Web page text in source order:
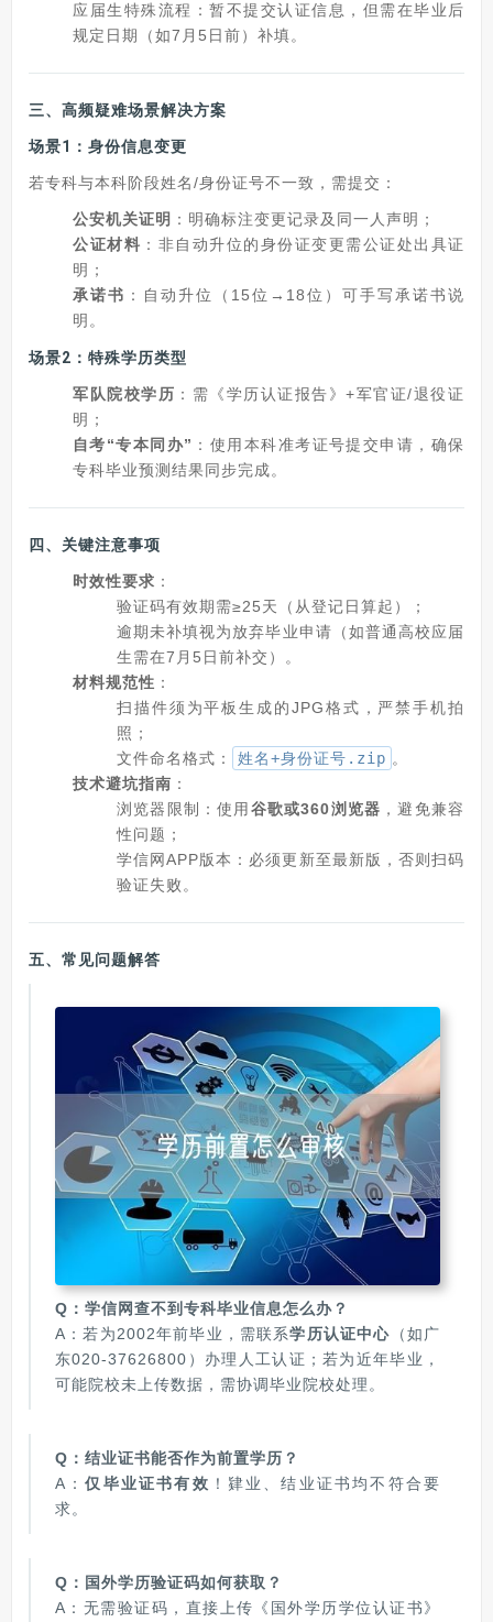
应届生特殊流程：暂不提交认证信息，但需在毕业后
规定日期（如7月5日前）补填。
三、 高频疑难场景解决方案
场景1：身份信息变更
若专科与本科阶段姓名/身份证号不一致，需提交：
公安机关证明 ：明确标注变更记录及同一人声明；
公证材料 ：非自动升位的身份证变更需公证处出具证
明；
承诺书 ：自动升位（15位→18位）可手写承诺书说
明。
场景2：特殊学历类型
军队院校学历 ：需《学历认证报告》+军官证/退役证
明；
自考“专本同办” ：使用本科准考证号提交申请，确保
专科毕业预测结果同步完成。
四、 关键注意事项
时效性要求 ：
验证码有效期需≥25天（从登记日算起）；
逾期未补填视为放弃毕业申请（如普通高校应届
生需在7月5日前补交）。
材料规范性 ：
扫描件须为平板生成的JPG格式，严禁手机拍
照；
文件命名格式：
姓名+身份证号.zip 。
技术避坑指南 ：
浏览器限制：使用 谷歌或360浏览器 ，避免兼容
性问题；
学信网APP版本：必须更新至最新版，否则扫码
验证失败。
五、 常见问题解答
Q：学信网查不到专科毕业信息怎么办？
A：若为2002年前毕业，需联系学历认证中心 （如广
东020-37626800）办理人工认证；若为近年毕业，
可能院校未上传数据，需协调毕业院校处理。
Q：结业证书能否作为前置学历？
A：仅毕业证书有效 ！肄业、结业证书均不符合要
求。
Q：国外学历验证码如何获取？
A：无需验证码，直接上传《国外学历学位认证书》